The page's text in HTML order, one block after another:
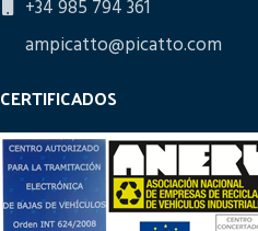
+34 985 794 361
ampicatto@picatto.com
CERTIFICADOS